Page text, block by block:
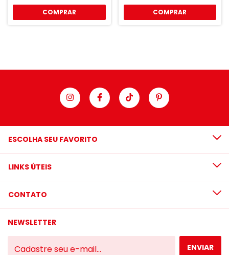
ESCOLHA SEU FAVORITO
LINKS ÚTEIS
CONTATO
NEWSLETTER